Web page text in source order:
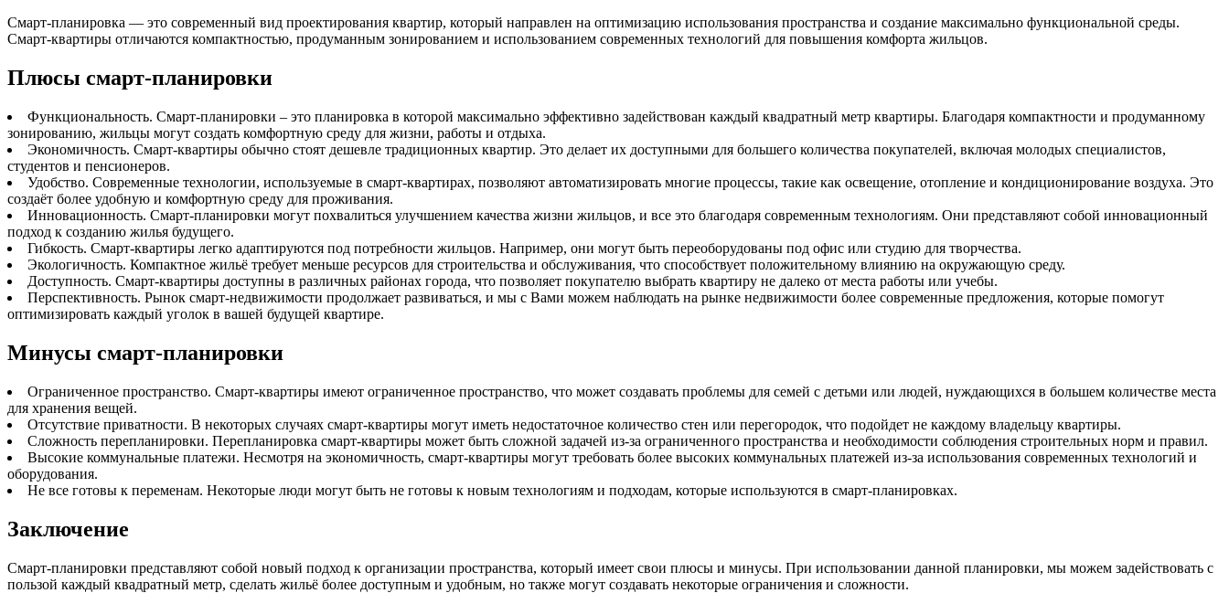
Смарт-планировка — это современный вид проектирования квартир, который направлен на оптимизацию использования пространства и создание максимально функциональной среды.
Смарт-квартиры отличаются компактностью, продуманным зонированием и использованием современных технологий для повышения комфорта жильцов.
Плюсы смарт-планировки
Функциональность. Смарт-планировки – это планировка в которой максимально эффективно задействован каждый квадратный метр квартиры. Благодаря компактности и продуманному
зонированию, жильцы могут создать комфортную среду для жизни, работы и отдыха.
Экономичность. Смарт-квартиры обычно стоят дешевле традиционных квартир. Это делает их доступными для большего количества покупателей, включая молодых специалистов,
студентов и пенсионеров.
Удобство. Современные технологии, используемые в смарт-квартирах, позволяют автоматизировать многие процессы, такие как освещение, отопление и кондиционирование воздуха. Это
создаёт более удобную и комфортную среду для проживания.
Инновационность. Смарт-планировки могут похвалиться улучшением качества жизни жильцов, и все это благодаря современным технологиям. Они представляют собой инновационный
подход к созданию жилья будущего.
Гибкость. Смарт-квартиры легко адаптируются под потребности жильцов. Например, они могут быть переоборудованы под офис или студию для творчества.
Экологичность. Компактное жильё требует меньше ресурсов для строительства и обслуживания, что способствует положительному влиянию на окружающую среду.
Доступность. Смарт-квартиры доступны в различных районах города, что позволяет покупателю выбрать квартиру не далеко от места работы или учебы.
Перспективность. Рынок смарт-недвижимости продолжает развиваться, и мы с Вами можем наблюдать на рынке недвижимости более современные предложения, которые помогут
оптимизировать каждый уголок в вашей будущей квартире.
Минусы смарт-планировки
Ограниченное пространство. Смарт-квартиры имеют ограниченное пространство, что может создавать проблемы для семей с детьми или людей, нуждающихся в большем количестве места
для хранения вещей.
Отсутствие приватности. В некоторых случаях смарт-квартиры могут иметь недостаточное количество стен или перегородок, что подойдет не каждому владельцу квартиры.
Сложность перепланировки. Перепланировка смарт-квартиры может быть сложной задачей из-за ограниченного пространства и необходимости соблюдения строительных норм и правил.
Высокие коммунальные платежи. Несмотря на экономичность, смарт-квартиры могут требовать более высоких коммунальных платежей из-за использования современных технологий и
оборудования.
Не все готовы к переменам. Некоторые люди могут быть не готовы к новым технологиям и подходам, которые используются в смарт-планировках.
Заключение
Смарт-планировки представляют собой новый подход к организации пространства, который имеет свои плюсы и минусы. При использовании данной планировки, мы можем задействовать с
пользой каждый квадратный метр, сделать жильё более доступным и удобным, но также могут создавать некоторые ограничения и сложности.